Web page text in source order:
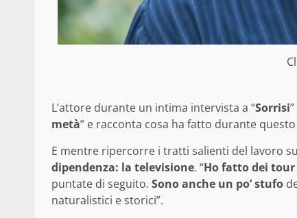
L’attore durante un intima intervista a “Sorrisi
metà” e racconta cosa ha fatto durante
E mentre ripercorre i tratti salienti del lavoro
dipendenza: la televisione. “Ho fatto dei tour
puntate di seguito. Sono anche un po’ stufo
naturalistici e storici”.